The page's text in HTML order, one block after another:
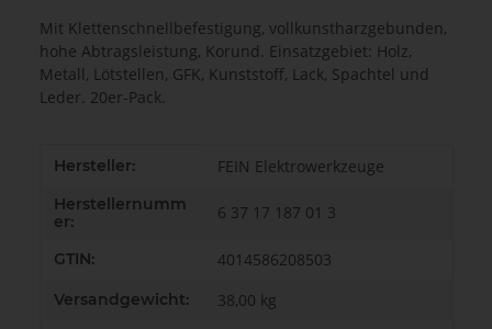
Mit Klettenschnellbefestigung, vollkunstharzgebunden,
hohe Abtragsleistung, Korund. Einsatzgebiet: Holz,
Metall, Lötstellen, GFK, Kunststoff, Lack, Spachtel und
Leder. 20er-Pack.
Produkteigenschaft
Wert
Hersteller: FEIN Elektrowerkzeuge
Herstellernumm
er:
6 37 17 187 01 3
GTIN: 4014586208503
Versandgewicht: 38,00 kg